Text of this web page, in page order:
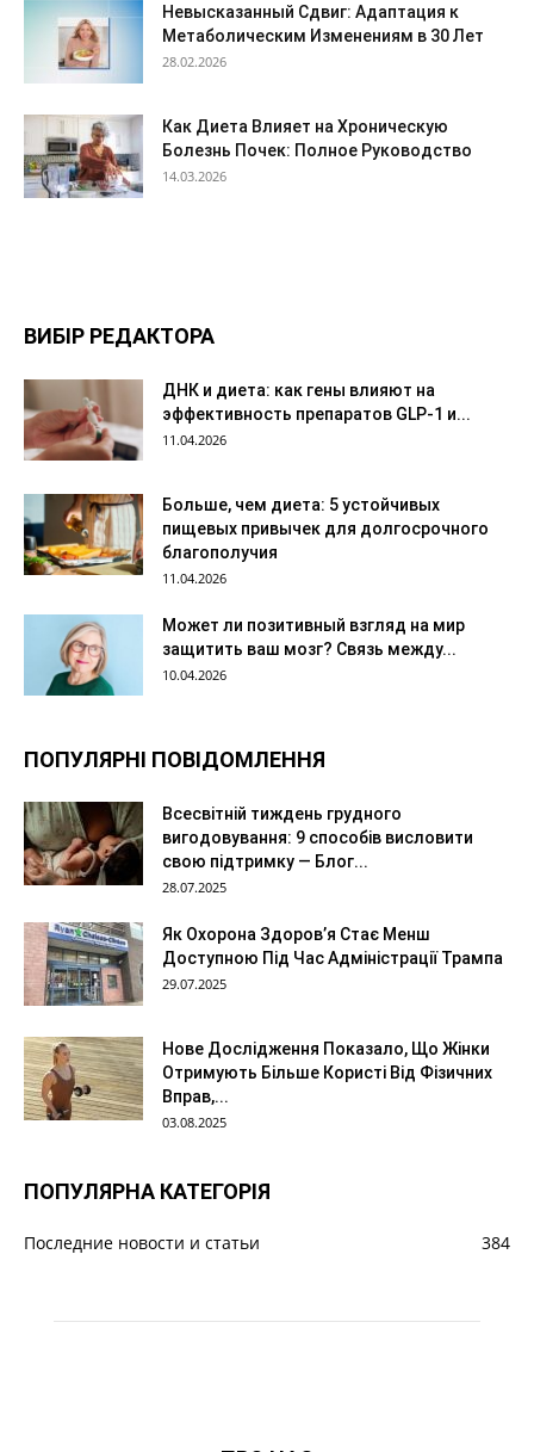
Невысказанный Сдвиг: Адаптация к
Метаболическим Изменениям в 30 Лет
28.02.2026
Как Диета Влияет на Хроническую
Болезнь Почек: Полное Руководство
14.03.2026
ВИБІР РЕДАКТОРА
ДНК и диета: как гены влияют на
эффективность препаратов GLP-1 и...
11.04.2026
Больше, чем диета: 5 устойчивых
пищевых привычек для долгосрочного
благополучия
11.04.2026
Может ли позитивный взгляд на мир
защитить ваш мозг? Связь между...
10.04.2026
ПОПУЛЯРНІ ПОВІДОМЛЕННЯ
Всесвітній тиждень грудного
вигодовування: 9 способів висловити
свою підтримку — Блог...
28.07.2025
Як Охорона Здоров’я Стає Менш
Доступною Під Час Адміністрації Трампа
29.07.2025
Нове Дослідження Показало, Що Жінки
Отримують Більше Користі Від Фізичних
Вправ,...
03.08.2025
ПОПУЛЯРНА КАТЕГОРІЯ
Последние новости и статьи 384